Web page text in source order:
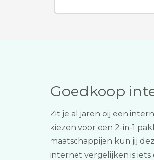
Goedkoop
Zit je al jaren bij een
kiezen voor een 2-in-1
maatschappijen kun jij
internet vergelijken is